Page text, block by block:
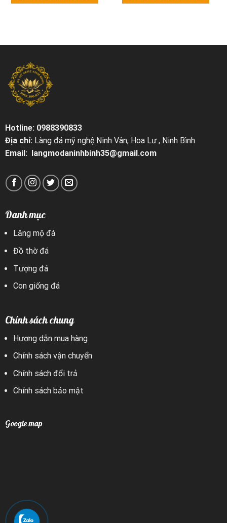
Hotline: 0988390833
Địa chỉ: Làng đá mỹ nghệ Ninh Vân, Hoa Lư , Ninh Bình
Email: langmodaninhbinh35@gmail.com
Danh mục
Lăng mộ đá
Đồ thờ đá
Tượng đá
Con giống đá
Chính sách chung
Hương dẫn mua hàng
Chính sách vận chuyển
Chính sách đổi trả
Chính sách bảo mật
Google map